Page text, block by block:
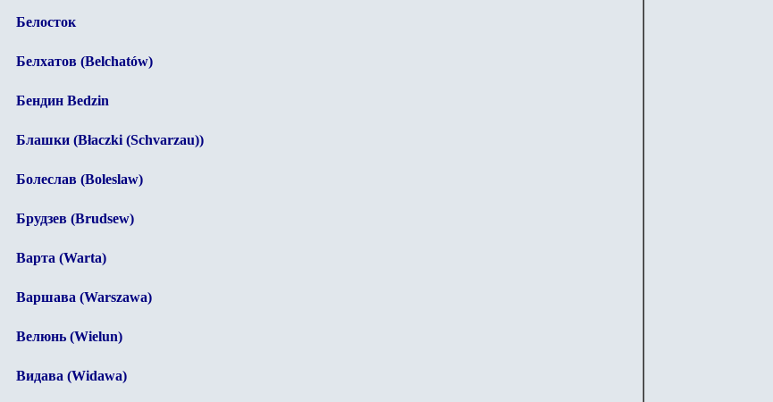
Белосток
Белхатов (Belchatów)
Бендин Bedzin
Блашки (Błaczki (Schvarzau))
Болеслав (Boleslaw)
Брудзев (Brudsew)
Варта (Warta)
Варшава (Warszawa)
Велюнь (Wielun)
Видава (Widawa)